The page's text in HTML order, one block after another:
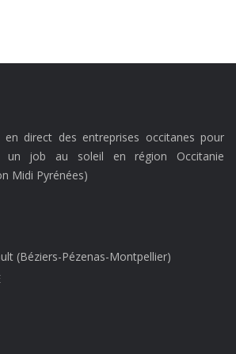
direct des entreprises occitanes pour
un job au soleil en région Occitanie
Midi Pyrénées)
(Béziers-Pézenas-Montpellier)